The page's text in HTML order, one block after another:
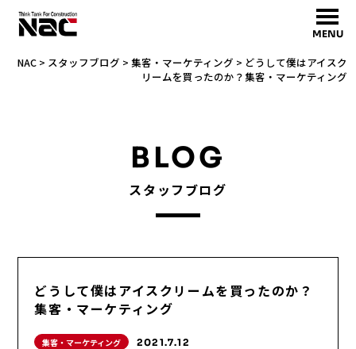
MENU
NAC> スタッフブログ > 集客・マーケティング > どうして僕はアイスク
リームを買ったのか？集客・マーケティング
BLOG
スタッフブログ
どうして僕はアイスクリームを買ったのか？
集客・マーケティング
集客・マーケティング 2021.7.12